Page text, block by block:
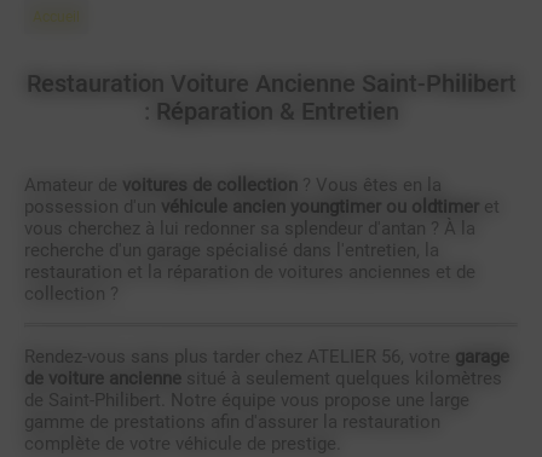
Restauration Voiture Ancienne Saint-Philibert
: Réparation & Entretien
Amateur de voitures de collection ? Vous êtes en la
possession d'un véhicule ancien youngtimer ou oldtimer et
vous cherchez à lui redonner sa splendeur d'antan ? À la
recherche d'un garage spécialisé dans l'entretien, la
restauration et la réparation de voitures anciennes et de
collection ?
Rendez-vous sans plus tarder chez ATELIER 56, votre garage
de voiture ancienne situé à seulement quelques kilomètres
de Saint-Philibert. Notre équipe vous propose une large
gamme de prestations afin d'assurer la restauration
complète de votre véhicule de prestige.